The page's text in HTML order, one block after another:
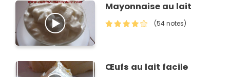
Mayonnaise au lait
(54 notes)
Œufs au lait facile